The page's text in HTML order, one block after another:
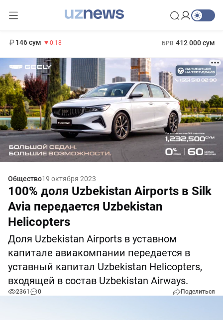
146 сум -0.18 БРВ 412 000 сум
Общество19 октября 2023
100% доля Uzbekistan Airports в Silk
Avia передается Uzbekistan
Helicopters
Доля Uzbekistan Airports в уставном
капитале авиакомпании передается в
уставный капитал Uzbekistan Helicopters,
входящей в состав Uzbekistan Airways.
2361 0 Поделиться